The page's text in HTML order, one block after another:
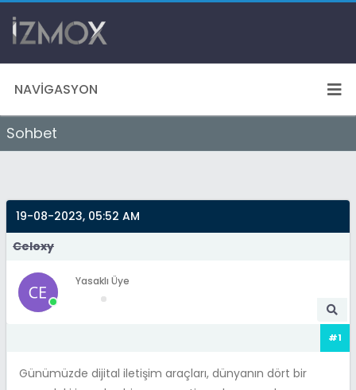
NAVIGASYON
Sohbet
19-08-2023, 05:52 AM
Celoxy
Yasaklı Üye
#1
Günümüzde dijital iletişim araçları, dünyanın dört bir